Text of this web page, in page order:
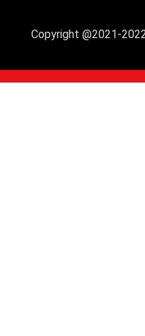
Copyright @2021-